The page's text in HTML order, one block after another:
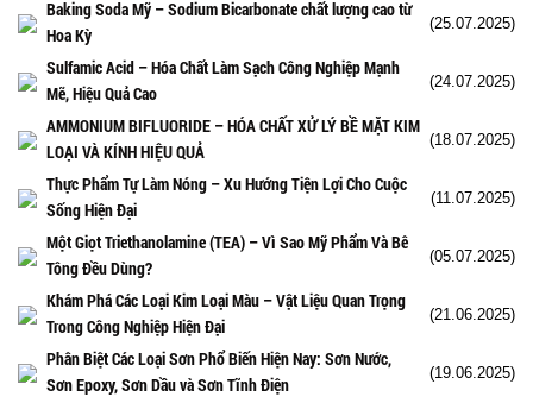
Baking Soda Mỹ – Sodium Bicarbonate chất lượng cao từ
Hoa Kỳ
(25.07.2025)
Sulfamic Acid – Hóa Chất Làm Sạch Công Nghiệp Mạnh
Mẽ, Hiệu Quả Cao
(24.07.2025)
AMMONIUM BIFLUORIDE – HÓA CHẤT XỬ LÝ BỀ MẶT KIM
LOẠI VÀ KÍNH HIỆU QUẢ
(18.07.2025)
Thực Phẩm Tự Làm Nóng – Xu Hướng Tiện Lợi Cho Cuộc
Sống Hiện Đại
(11.07.2025)
Một Giọt Triethanolamine (TEA) – Vì Sao Mỹ Phẩm Và Bê
Tông Đều Dùng?
(05.07.2025)
Khám Phá Các Loại Kim Loại Màu – Vật Liệu Quan Trọng
Trong Công Nghiệp Hiện Đại
(21.06.2025)
Phân Biệt Các Loại Sơn Phổ Biến Hiện Nay: Sơn Nước,
Sơn Epoxy, Sơn Dầu và Sơn Tĩnh Điện
(19.06.2025)